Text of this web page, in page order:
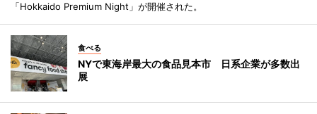
「Hokkaido Premium Night」が開催された。
食べる
NYで東海岸最大の食品見本市 日系企業が多数出
展